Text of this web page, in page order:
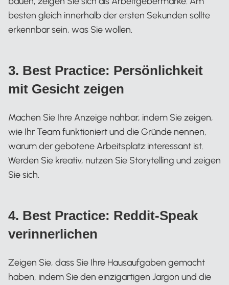
besten gleich innerhalb der ersten Sekunden sollte
erkennbar sein, was Sie wollen.
3. Best Practice: Persönlichkeit
mit Gesicht zeigen
Machen Sie Ihre Anzeige nahbar, indem Sie zeigen,
wie Ihr Team funktioniert und die Gründe nennen,
warum der gebotene Arbeitsplatz interessant ist.
Werden Sie kreativ, nutzen Sie Storytelling und zeigen
Sie sich.
4. Best Practice: Reddit-Speak
verinnerlichen
Zeigen Sie, dass Sie Ihre Hausaufgaben gemacht
haben, indem Sie den einzigartigen Jargon und die